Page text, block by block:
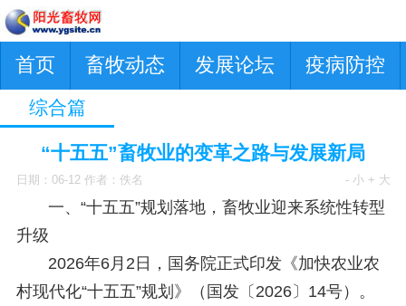
首页 畜牧动态 发展论坛 疫病防控
综合篇
“十五五”畜牧业的变革之路与发展新局
日期：06-12 作者：佚名 - 小 + 大
一、“十五五”规划落地，畜牧业迎来系统性转型
升级
2026年6月2日，国务院正式印发《加快农业农
村现代化“十五五”规划》（国发〔2026〕14号）。